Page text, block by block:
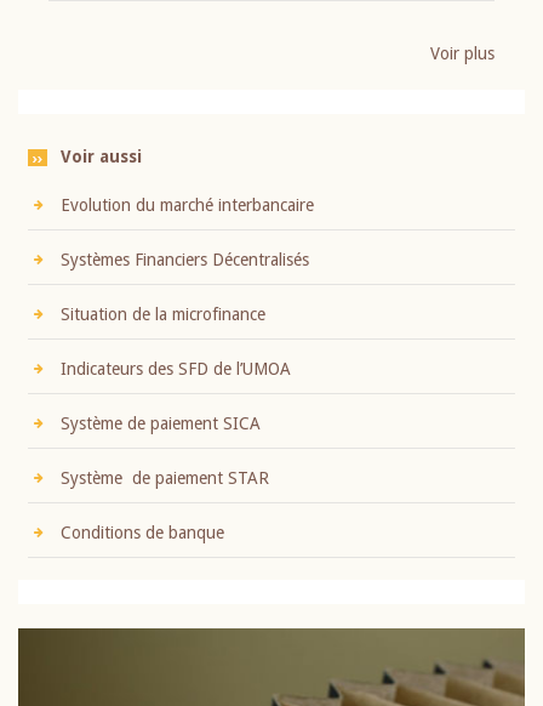
Voir plus
Voir aussi
Evolution du marché interbancaire
Systèmes Financiers Décentralisés
Situation de la microfinance
Indicateurs des SFD de l’UMOA
Système de paiement SICA
Système de paiement STAR
Conditions de banque